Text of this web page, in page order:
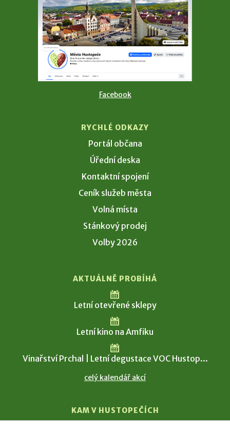
Facebook
RYCHLÉ ODKAZY
Portál občana
Úřední deska
Kontaktní spojení
Ceník služeb města
Volná místa
Stánkový prodej
Volby 2026
AKTUÁLNĚ PROBÍHÁ
Letní otevřené sklepy
Letní kino na Amfiku
Vinařství Prchal | Letní degustace VOC Hustop...
celý kalendář akcí
KAM V HUSTOPEČÍCH